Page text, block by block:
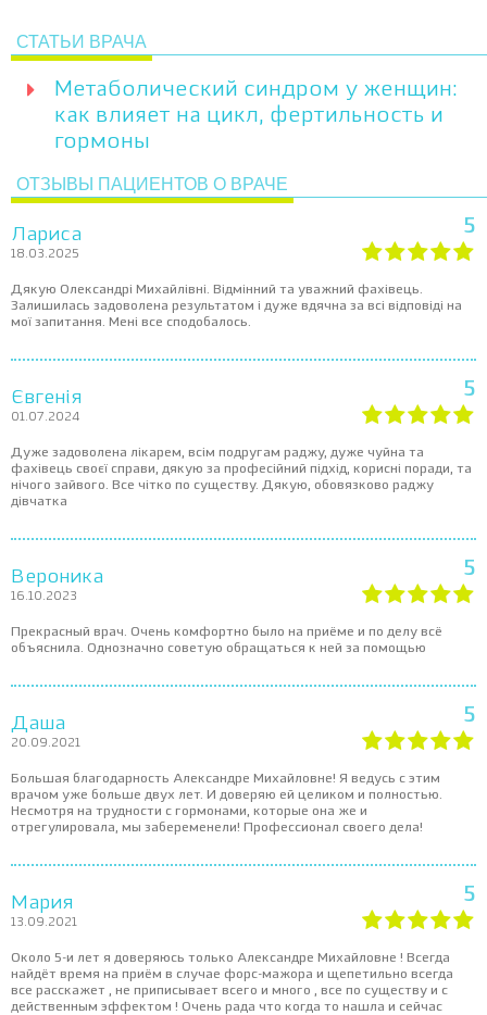
СТАТЬИ ВРАЧА
Метаболический синдром у женщин:
как влияет на цикл, фертильность и
гормоны
ОТЗЫВЫ ПАЦИЕНТОВ О ВРАЧЕ
Лариса
18.03.2025
5
Дякую Олександрі Михайлівні. Відмінний та уважний фахівець.
Залишилась задоволена результатом і дуже вдячна за всі відповіді на
мої запитання. Мені все сподобалось.
Євгенія
01.07.2024
5
Дуже задоволена лікарем, всім подругам раджу, дуже чуйна та
фахівець своєї справи, дякую за професійний підхід, корисні поради, та
нічого зайвого. Все чітко по существу. Дякую, обовязково раджу
дівчатка
Вероника
16.10.2023
5
Прекрасный врач. Очень комфортно было на приёме и по делу всё
объяснила. Однозначно советую обращаться к ней за помощью
Даша
20.09.2021
5
Большая благодарность Александре Михайловне! Я ведусь с этим
врачом уже больше двух лет. И доверяю ей целиком и полностью.
Несмотря на трудности с гормонами, которые она же и
отрегулировала, мы забеременели! Профессионал своего дела!
Мария
13.09.2021
5
Около 5-и лет я доверяюсь только Александре Михайловне ! Всегда
найдёт время на приём в случае форс-мажора и щепетильно всегда
все расскажет , не приписывает всего и много , все по существу и с
действенным эффектом ! Очень рада что когда то нашла и сейчас